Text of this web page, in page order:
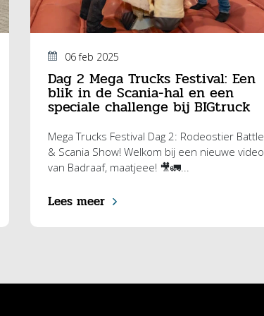
06 feb 2025
Dag 2 Mega Trucks Festival: Een
blik in de Scania-hal en een
speciale challenge bij BIGtruck
Mega Trucks Festival Dag 2: Rodeostier Battle
& Scania Show! Welkom bij een nieuwe video
van Badraaf, maatjeee! 🎥🚛...
Lees meer